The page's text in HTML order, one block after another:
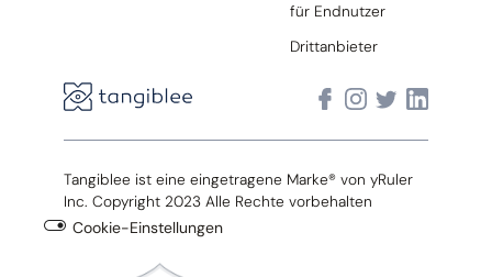
für Endnutzer
Drittanbieter
Tangiblee ist eine eingetragene Marke® von yRuler
Inc. Copyright 2023 Alle Rechte vorbehalten
Cookie-Einstellungen